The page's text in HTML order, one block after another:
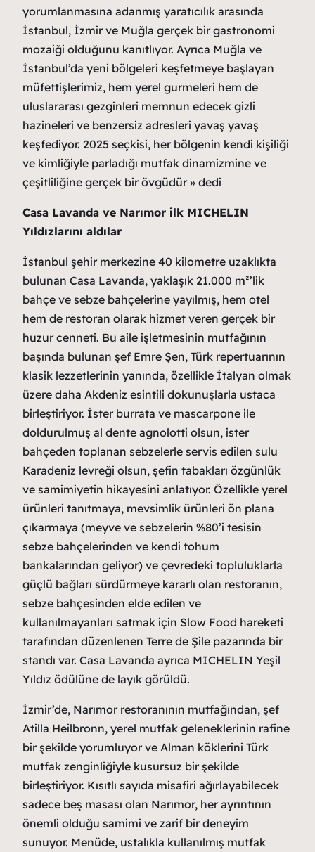
yorumlanmasına adanmış yaratıcılık arasında
İstanbul, İzmir ve Muğla gerçek bir gastronomi
mozaiği olduğunu kanıtlıyor. Ayrıca Muğla ve
İstanbul’da yeni bölgeleri keşfetmeye başlayan
müfettişlerimiz, hem yerel gurmeleri hem de
uluslararası gezginleri memnun edecek gizli
hazineleri ve benzersiz adresleri yavaş yavaş
keşfediyor. 2025 seçkisi, her bölgenin kendi kişiliği
ve kimliğiyle parladığı mutfak dinamizmine ve
çeşitliliğine gerçek bir övgüdür » dedi
Casa Lavanda ve Narımor ilk MICHELIN
Yıldızlarını aldılar
İstanbul şehir merkezine 40 kilometre uzaklıkta
bulunan Casa Lavanda, yaklaşık 21.000 m²’lik
bahçe ve sebze bahçelerine yayılmış, hem otel
hem de restoran olarak hizmet veren gerçek bir
huzur cenneti. Bu aile işletmesinin mutfağının
başında bulunan şef Emre Şen, Türk repertuarının
klasik lezzetlerinin yanında, özellikle İtalyan olmak
üzere daha Akdeniz esintili dokunuşlarla ustaca
birleştiriyor. İster burrata ve mascarpone ile
doldurulmuş al dente agnolotti olsun, ister
bahçeden toplanan sebzelerle servis edilen sulu
Karadeniz levreği olsun, şefin tabakları özgünlük
ve samimiyetin hikayesini anlatıyor. Özellikle yerel
ürünleri tanıtmaya, mevsimlik ürünleri ön plana
çıkarmaya (meyve ve sebzelerin %80’i tesisin
sebze bahçelerinden ve kendi tohum
bankalarından geliyor) ve çevredeki topluluklarla
güçlü bağları sürdürmeye kararlı olan restoranın,
sebze bahçesinden elde edilen ve
kullanılmayanları satmak için Slow Food hareketi
tarafından düzenlenen Terre de Şile pazarında bir
standı var. Casa Lavanda ayrıca MICHELIN Yeşil
Yıldız ödülüne de layık görüldü.
İzmir’de, Narımor restoranının mutfağından, şef
Atilla Heilbronn, yerel mutfak geleneklerinin rafine
bir şekilde yorumluyor ve Alman köklerini Türk
mutfak zenginliğiyle kusursuz bir şekilde
birleştiriyor. Kısıtlı sayıda misafiri ağırlayabilecek
sadece beş masası olan Narımor, her ayrıntının
önemli olduğu samimi ve zarif bir deneyim
sunuyor. Menüde, ustalıkla kullanılmış mutfak